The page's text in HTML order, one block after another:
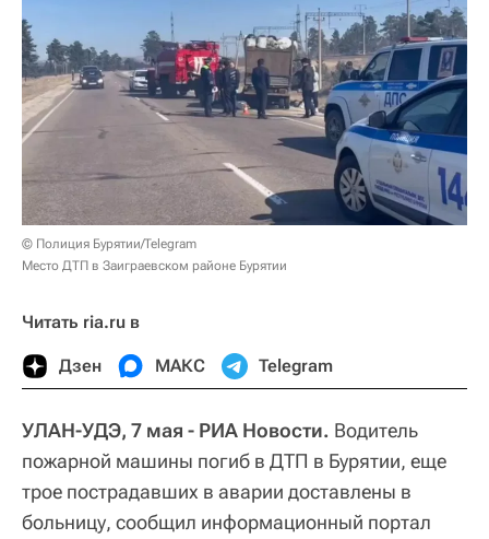
© Полиция Бурятии/Telegram
Место ДТП в Заиграевском районе Бурятии
Читать ria.ru в
Дзен МАКС Telegram
УЛАН-УДЭ, 7 мая - РИА Новости. Водитель
пожарной машины погиб в ДТП в Бурятии, еще
трое пострадавших в аварии доставлены в
больницу, сообщил информационный портал